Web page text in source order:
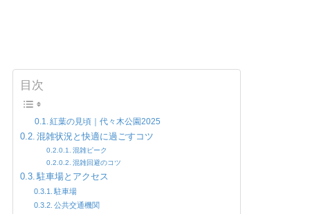
目次
紅葉の見頃｜代々木公園2025
混雑状況と快適に過ごすコツ
混雑ピーク
混雑回避のコツ
駐車場とアクセス
駐車場
公共交通機関